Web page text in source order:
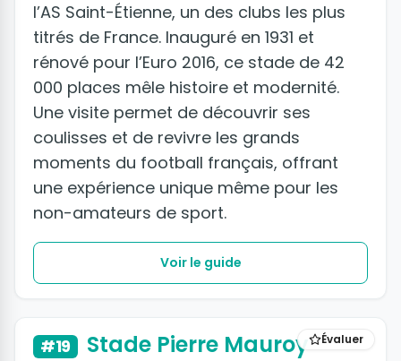
l’AS Saint-Étienne, un des clubs les plus
titrés de France. Inauguré en 1931 et
rénové pour l’Euro 2016, ce stade de 42
000 places mêle histoire et modernité.
Une visite permet de découvrir ses
coulisses et de revivre les grands
moments du football français, offrant
une expérience unique même pour les
non-amateurs de sport.
Voir le guide
Évaluer
#19 Stade Pierre Mauroy